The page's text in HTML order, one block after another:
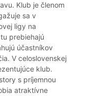
Klub je členom
sa v
ligy na
prebiehajú
účastníkov
V celoslovenskej
klub.
s príjemnou
atraktívne